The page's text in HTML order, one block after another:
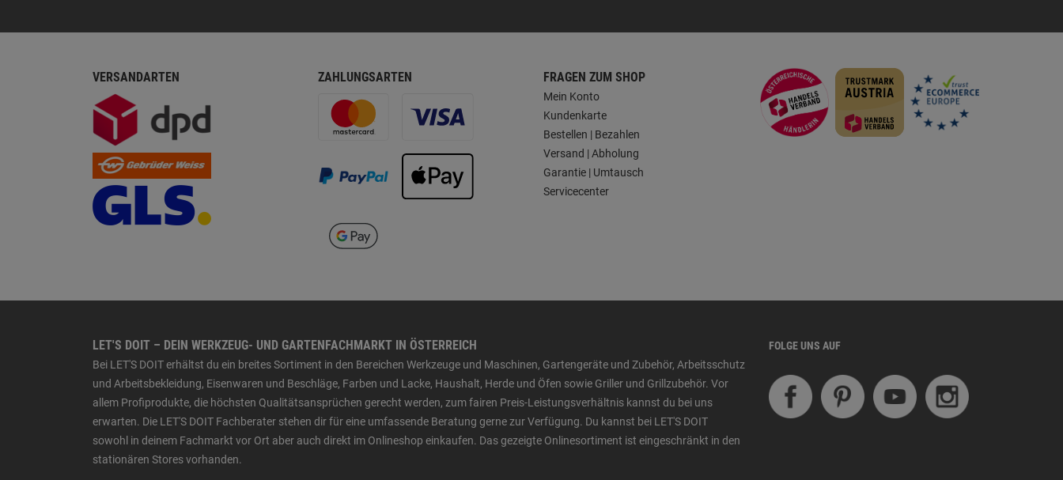
VERSANDARTEN ZAHLUNGSARTEN FRAGEN ZUM SHOP
Mein Konto
Kundenkarte
Bestellen | Bezahlen
Versand | Abholung
Garantie | Umtausch
Servicecenter
LET'S DOIT – DEIN WERKZEUG- UND GARTENFACHMARKT IN ÖSTERREICH
Bei LET'S DOIT erhältst du ein breites Sortiment in den Bereichen Werkzeuge und Maschinen, Gartengeräte und Zubehör, Arbeitsschutz
und Arbeitsbekleidung, Eisenwaren und Beschläge, Farben und Lacke, Haushalt, Herde und Öfen sowie Griller und Grillzubehör. Vor
allem Profiprodukte, die höchsten Qualitätsansprüchen gerecht werden, zum fairen Preis-Leistungsverhältnis kannst du bei uns
erwarten. Die LET'S DOIT Fachberater stehen dir für eine umfassende Beratung gerne zur Verfügung. Du kannst bei LET'S DOIT
sowohl in deinem Fachmarkt vor Ort aber auch direkt im Onlineshop einkaufen. Das gezeigte Onlinesortiment ist eingeschränkt in den
stationären Stores vorhanden.
FOLGE UNS AUF